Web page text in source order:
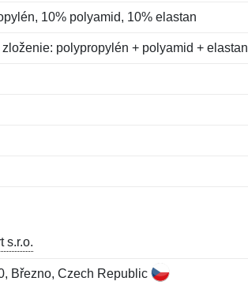
10% polyamid, 10% elastan
zloženie: polypropylén + polyamid + elastan
s.r.o.
Březno, Czech Republic